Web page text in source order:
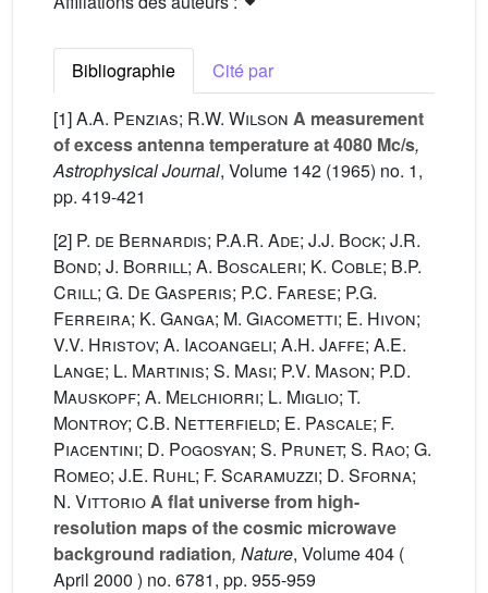
Bibliographie
Cité par
[1]A.A. Penzias; R.W. Wilson A measurement
of excess antenna temperature at 4080 Mc/s,
Astrophysical Journal, Volume 142 (1965) no. 1,
pp. 419-421
[2] P. de Bernardis; P.A.R. Ade; J.J. Bock; J.R.
Bond; J. Borrill; A. Boscaleri; K. Coble; B.P.
Crill; G. De Gasperis; P.C. Farese; P.G.
Ferreira; K. Ganga; M. Giacometti; E. Hivon;
V.V. Hristov; A. Iacoangeli; A.H. Jaffe; A.E.
Lange; L. Martinis; S. Masi; P.V. Mason; P.D.
Mauskopf; A. Melchiorri; L. Miglio; T.
Montroy; C.B. Netterfield; E. Pascale; F.
Piacentini; D. Pogosyan; S. Prunet; S. Rao; G.
Romeo; J.E. Ruhl; F. Scaramuzzi; D. Sforna;
N. VittorioA flat universe from high-
resolution maps of the cosmic microwave
background radiation, Nature, Volume 404 (
April 2000 ) no. 6781, pp. 955-959